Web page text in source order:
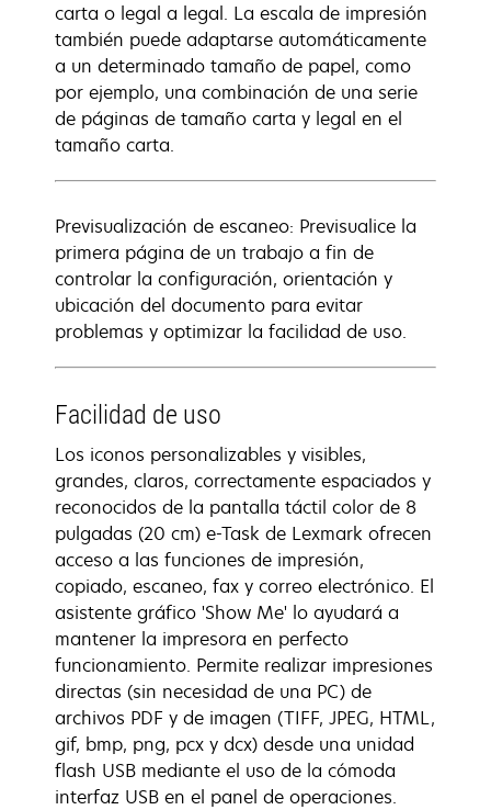
carta o legal a legal. La escala de impresión
también puede adaptarse automáticamente
a un determinado tamaño de papel, como
por ejemplo, una combinación de una serie
de páginas de tamaño carta y legal en el
tamaño carta.
Previsualización de escaneo: Previsualice la
primera página de un trabajo a fin de
controlar la configuración, orientación y
ubicación del documento para evitar
problemas y optimizar la facilidad de uso.
Facilidad de uso
Los iconos personalizables y visibles,
grandes, claros, correctamente espaciados y
reconocidos de la pantalla táctil color de 8
pulgadas (20 cm) e-Task de Lexmark ofrecen
acceso a las funciones de impresión,
copiado, escaneo, fax y correo electrónico. El
asistente gráfico 'Show Me' lo ayudará a
mantener la impresora en perfecto
funcionamiento. Permite realizar impresiones
directas (sin necesidad de una PC) de
archivos PDF y de imagen (TIFF, JPEG, HTML,
gif, bmp, png, pcx y dcx) desde una unidad
flash USB mediante el uso de la cómoda
interfaz USB en el panel de operaciones.